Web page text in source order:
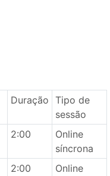
Duração Tipo de
sessão
2:00
Online
síncrona
2:00
Online